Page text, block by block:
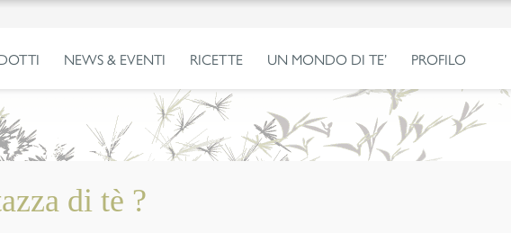
NEWS & EVENTI RICETTE UN MONDO DI TE’ PROFILO
di tè ?